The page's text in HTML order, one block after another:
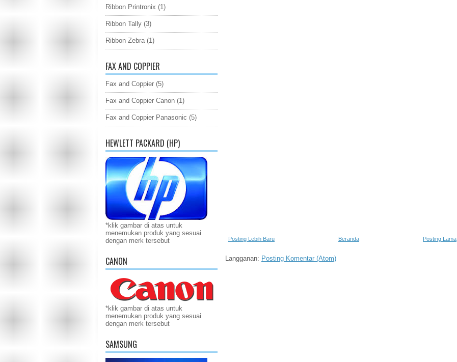
Ribbon Printronix (1)
Ribbon Tally (3)
Ribbon Zebra (1)
FAX AND COPPIER
Fax and Coppier (5)
Fax and Coppier Canon (1)
Fax and Coppier Panasonic (5)
HEWLETT PACKARD (HP)
*klik gambar di atas untuk
menemukan produk yang sesuai
dengan merk tersebut
CANON
*klik gambar di atas untuk
menemukan produk yang sesuai
dengan merk tersebut
SAMSUNG
Posting Lebih Baru Posting Lama
Beranda
Langganan: Posting Komentar (Atom)